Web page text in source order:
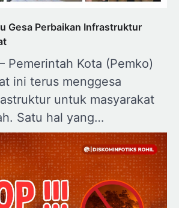
Gesa Perbaikan Infrastruktur
Pemerintah Kota (Pemko)
ini terus menggesa
untuk masyarakat
Satu hal yang…